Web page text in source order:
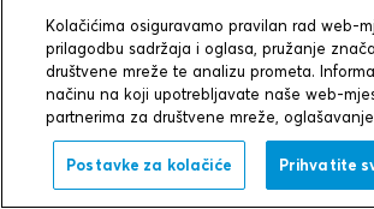
Industrije
Proizvodi
Priče o uspjehu
SupplyNet
Sitemap
Kolačićima osiguravamo pravilan rad web-
prilagodbu sadržaja i oglasa, pružanje
društvene mreže te analizu prometa.
načinu na koji upotrebljavate naše web-
partnerima za društvene mreže,
Postavke za kolačiće Prihvatite